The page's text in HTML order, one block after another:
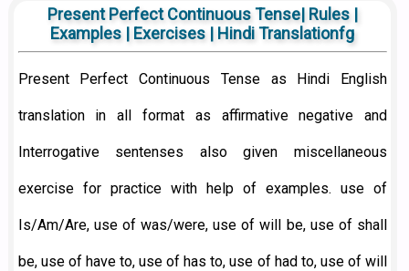
Present Perfect Continuous Tense| Rules |
Examples | Exercises | Hindi Translationfg
Present Perfect Continuous Tense as Hindi English
translation in all format as affirmative negative and
Interrogative sentenses also given miscellaneous
exercise for practice with help of examples. use of
Is/Am/Are, use of was/were, use of will be, use of shall
be, use of have to, use of has to, use of had to, use of will